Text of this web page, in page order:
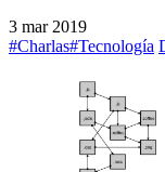
3 mar 2019
#Charlas#Tecnología